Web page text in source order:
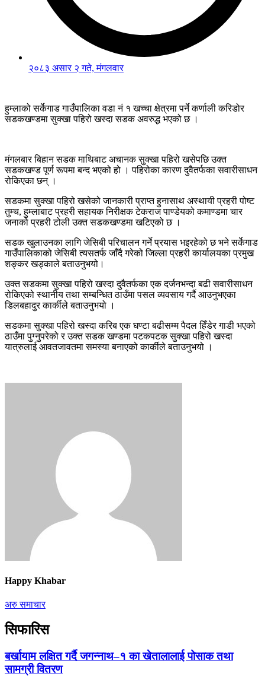
२०८३ असार २ गते, मंगलवार
हुम्लाको सर्केगाड गाउँपालिका वडा नं १ खच्चा क्षेत्रमा पर्ने कर्णाली करिडोर
सडकखण्डमा सुक्खा पहिरो खस्दा सडक अवरुद्ध भएको छ ।
मंगलबार बिहान सडक माथिबाट अचानक सुक्खा पहिरो खसेपछि उक्त
सडकखण्ड पूर्ण रूपमा बन्द भएको हो । पहिरोका कारण दुवैतर्फका सवारीसाधन
रोकिएका छन् ।
सडकमा सुक्खा पहिरो खसेको जानकारी प्राप्त हुनासाथ अस्थायी प्रहरी पोष्ट
तुम्च, हुम्लाबाट प्रहरी सहायक निरीक्षक टेकराज पाण्डेयको कमाण्डमा चार
जनाको प्रहरी टोली उक्त सडकखण्डमा खटिएको छ ।
सडक खुलाउनका लागि जेसिबी परिचालन गर्ने प्रयास भइरहेको छ भने सर्केगाड
गाउँपालिकाको जेसिबी त्यसतर्फ जाँदै गरेको जिल्ला प्रहरी कार्यालयका प्रमुख
शङ्कर खड्काले बताउनुभयो।
उक्त सडकमा सुक्खा पहिरो खस्दा दुवैतर्फका एक दर्जनभन्दा बढी सवारीसाधन
रोकिएको स्थानीय तथा सम्बन्धित ठाउँमा पसल व्यवसाय गर्दै आउनुभएका
डिलबहादुर कार्कीले बताउनुभयो ।
सडकमा सुक्खा पहिरो खस्दा करिब एक घण्टा बढीसम्म पैदल हिँडेर गाडी भएको
ठाउँमा पुग्नुपरेको र उक्त सडक खण्डमा पटकपटक सुक्खा पहिरो खस्दा
यात्रुलाई आवतजावतमा समस्या बनाएको कार्कीले बताउनुभयो ।
Happy Khabar
अरु समाचार
सिफारिस
बर्खायाम लक्षित गर्दै जगन्नाथ–१ का खेतालालाई पोसाक तथा
सामग्री वितरण